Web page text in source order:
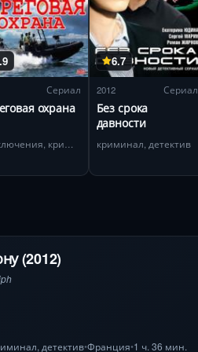
Сериал
охрана
6.7
2012 Сериал
Без срока
давности
криминал, детектив
(2012)
, детектив•Франция•1 ч. 36 мин.